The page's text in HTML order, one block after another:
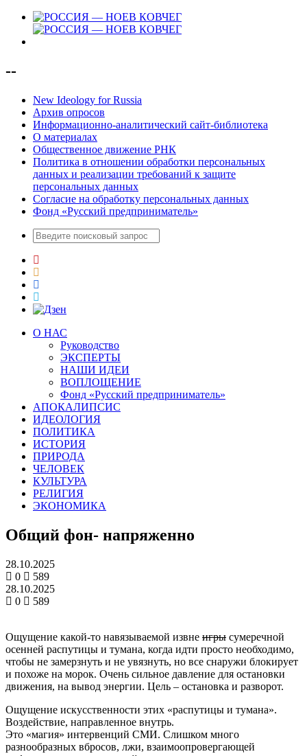
--
New Ideology for Russia
Архив опросов
Информационно-аналитический сайт-библиотека
О материалах
Общественное движение РНК
Политика в отношении обработки персональных
данных и реализации требований к защите
персональных данных
Согласие на обработку персональных данных
Фонд «Русский предприниматель»
О НАС
Руководство
ЭКСПЕРТЫ
НАШИ ИДЕИ
ВОПЛОЩЕНИЕ
Фонд «Русский предприниматель»
АПОКАЛИПСИС
ИДЕОЛОГИЯ
ПОЛИТИКА
ИСТОРИЯ
ПРИРОДА
ЧЕЛОВЕК
КУЛЬТУРА
РЕЛИГИЯ
ЭКОНОМИКА
Общий фон- напряженно
28.10.2025
0
589
28.10.2025
0
589
Ощущение какой-то навязываемой извне игры сумеречной
осенней распутицы и тумана, когда идти просто необходимо,
чтобы не замерзнуть и не увязнуть, но все снаружи блокирует
и похоже на морок. Очень сильное давление для остановки
движения, на вывод энергии. Цель – остановка и разворот.
Ощущение искусственности этих «распутицы и тумана».
Воздействие, направленное внутрь.
Это «магия» интервенций СМИ. Слишком много
разнообразных вбросов, лжи, взаимоопровергающей